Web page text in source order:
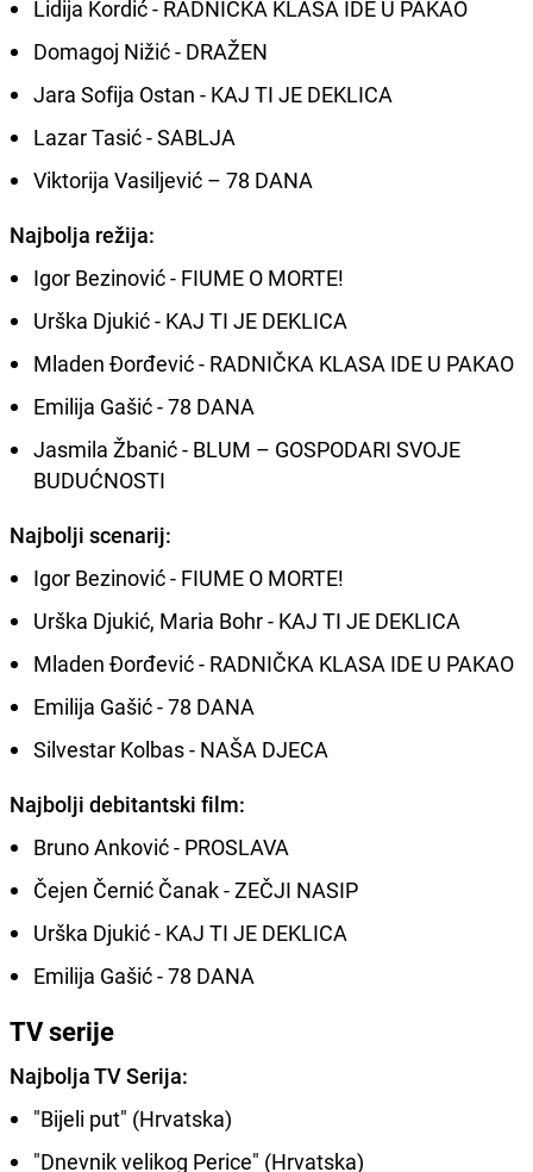
Lidija Kordić - RADNIČKA KLASA IDE U PAKAO
Domagoj Nižić - DRAŽEN
Jara Sofija Ostan - KAJ TI JE DEKLICA
Lazar Tasić - SABLJA
Viktorija Vasiljević – 78 DANA
Najbolja režija:
Igor Bezinović - FIUME O MORTE!
Urška Djukić - KAJ TI JE DEKLICA
Mladen Đorđević - RADNIČKA KLASA IDE U PAKAO
Emilija Gašić - 78 DANA
Jasmila Žbanić - BLUM – GOSPODARI SVOJE
BUDUĆNOSTI
Najbolji scenarij:
Igor Bezinović - FIUME O MORTE!
Urška Djukić, Maria Bohr - KAJ TI JE DEKLICA
Mladen Đorđević - RADNIČKA KLASA IDE U PAKAO
Emilija Gašić - 78 DANA
Silvestar Kolbas - NAŠA DJECA
Najbolji debitantski film:
Bruno Anković - PROSLAVA
Čejen Černić Čanak - ZEČJI NASIP
Urška Djukić - KAJ TI JE DEKLICA
Emilija Gašić - 78 DANA
TV serije
Najbolja TV Serija:
"Bijeli put" (Hrvatska)
"Dnevnik velikog Perice" (Hrvatska)